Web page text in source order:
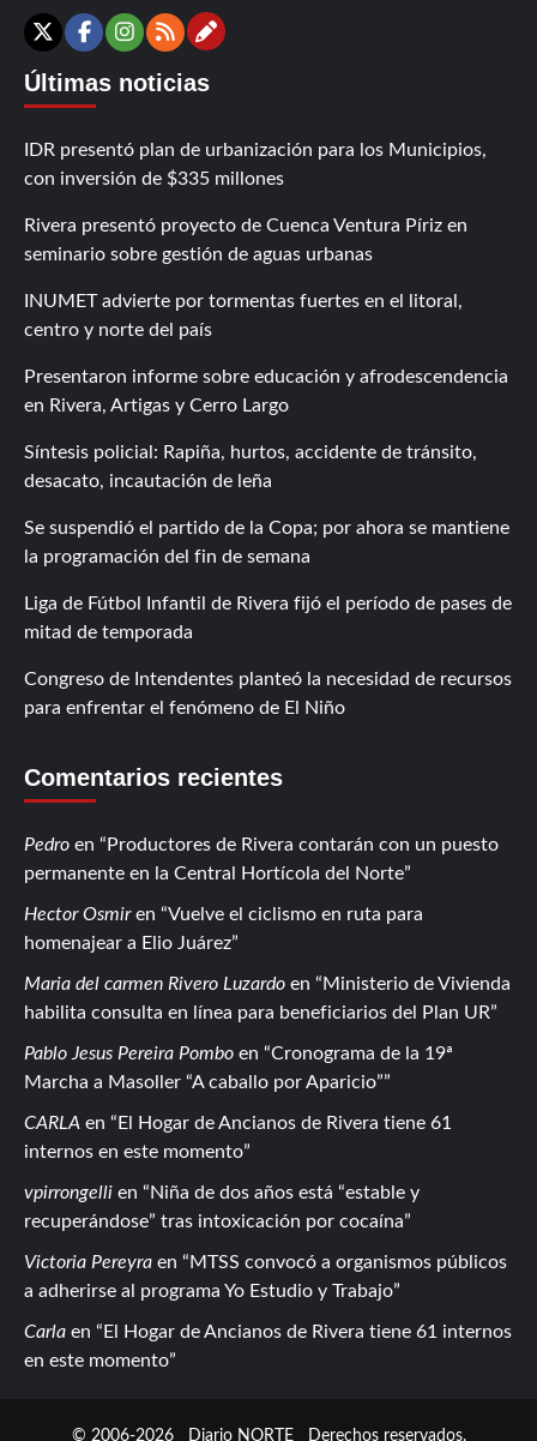
X Facebook
Instagram
RSSContáctanos
Últimas noticias
IDR presentó plan de urbanización para los Municipios,
con inversión de $335 millones
Rivera presentó proyecto de Cuenca Ventura Píriz en
seminario sobre gestión de aguas urbanas
INUMET advierte por tormentas fuertes en el litoral,
centro y norte del país
Presentaron informe sobre educación y afrodescendencia
en Rivera, Artigas y Cerro Largo
Síntesis policial: Rapiña, hurtos, accidente de tránsito,
desacato, incautación de leña
Se suspendió el partido de la Copa; por ahora se mantiene
la programación del fin de semana
Liga de Fútbol Infantil de Rivera fijó el período de pases de
mitad de temporada
Congreso de Intendentes planteó la necesidad de recursos
para enfrentar el fenómeno de El Niño
Comentarios recientes
Pedro en
Productores de Rivera contarán con un puesto
permanente en la Central Hortícola del Norte
Hector Osmiren
Vuelve el ciclismo en ruta para
homenajear a Elio Juárez
Maria del carmen Rivero Luzardo en
Ministerio de Vivienda
habilita consulta en línea para beneficiarios del Plan UR
Pablo Jesus Pereira Pombo en
Cronograma de la 19ª
Marcha a Masoller “A caballo por Aparicio”
CARLA en
El Hogar de Ancianos de Rivera tiene 61
internos en este momento
vpirrongelli en
Niña de dos años está “estable y
recuperándose” tras intoxicación por cocaína
Victoria Pereyra en
MTSS convocó a organismos públicos
a adherirse al programa Yo Estudio y Trabajo
Carla en
El Hogar de Ancianos de Rivera tiene 61 internos
en este momento
© 2006-2026 Diario NORTE Derechos reservados.